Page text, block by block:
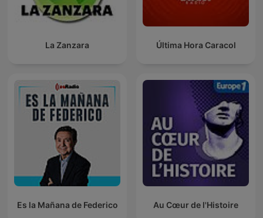
La Zanzara Última Hora Caracol
Es la Mañana de Federico Au Cœur de l'Histoire